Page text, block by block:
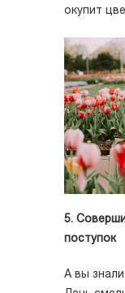
окупит
5.
поступок
А вы